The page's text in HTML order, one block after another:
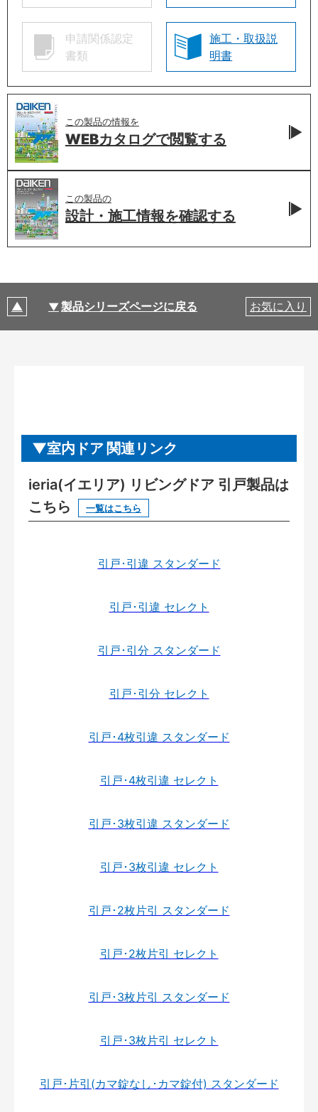
申請関係認定
書類
施工・取扱説
明書
この製品の情報を
WEBカタログで閲覧する
この製品の
設計・施工情報を確認する
製品シリーズページに戻る お気に入り
室内ドア 関連リンク
ieria(イエリア) リビングドア 引戸製品は
こちら
一覧はこちら
引戸･引違 スタンダード
引戸･引違 セレクト
引戸･引分 スタンダード
引戸･引分 セレクト
引戸･4枚引違 スタンダード
引戸･4枚引違 セレクト
引戸･3枚引違 スタンダード
引戸･3枚引違 セレクト
引戸･2枚片引 スタンダード
引戸･2枚片引 セレクト
引戸･3枚片引 スタンダード
引戸･3枚片引 セレクト
引戸･片引(カマ錠なし･カマ錠付) スタンダード